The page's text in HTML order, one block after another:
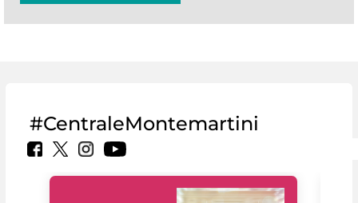
#CentraleMontemartini